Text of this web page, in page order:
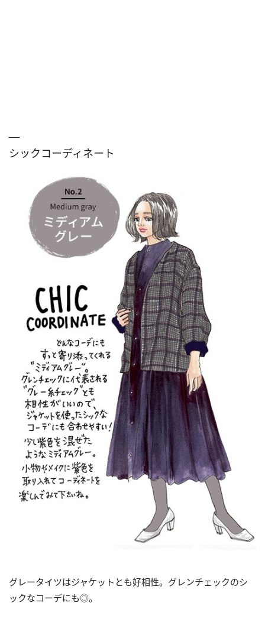
シックコーディネート
グレータイツはジャケットとも好相性。グレンチェックのシ
ックなコーデにも◎。